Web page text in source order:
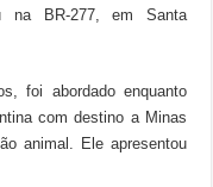
na BR-277, em Santa
foi abordado enquanto
com destino a Minas
animal. Ele apresentou